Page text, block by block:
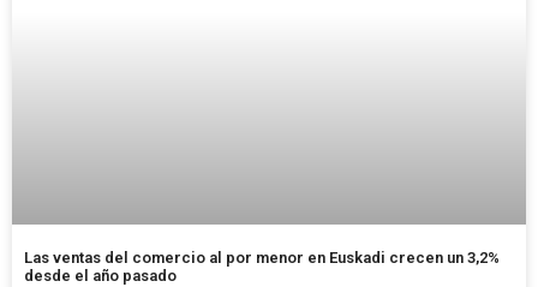
Las ventas del comercio al por menor en Euskadi crecen un 3,2%
desde el año pasado